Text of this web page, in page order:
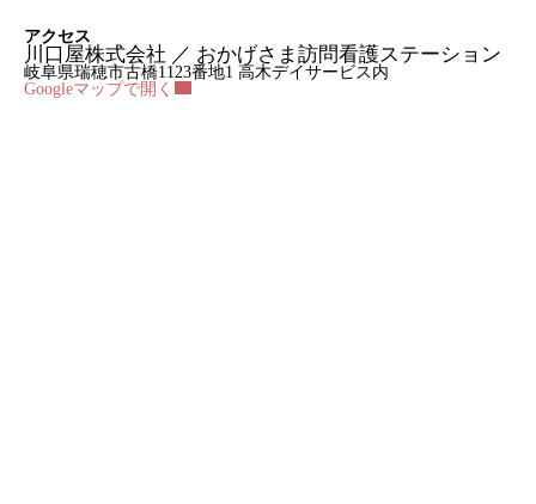
アクセス
川口屋株式会社 ／ おかげさま訪問看護ステーション
岐阜県瑞穂市古橋1123番地1 高木デイサービス内
Googleマップで開く